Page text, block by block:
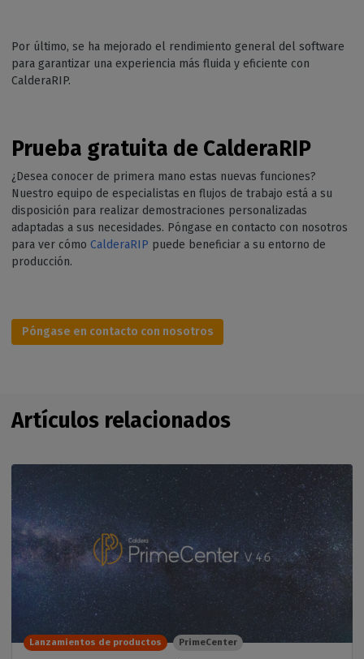
Por último, se ha mejorado el rendimiento general del software
para garantizar una experiencia más fluida y eficiente con
CalderaRIP.
Prueba gratuita de CalderaRIP
¿Desea conocer de primera mano estas nuevas funciones?
Nuestro equipo de especialistas en flujos de trabajo está a su
disposición para realizar demostraciones personalizadas
adaptadas a sus necesidades. Póngase en contacto con nosotros
para ver cómo CalderaRIP puede beneficiar a su entorno de
producción.
Póngase en contacto con nosotros
Artículos relacionados
Lanzamientos de productos PrimeCenter